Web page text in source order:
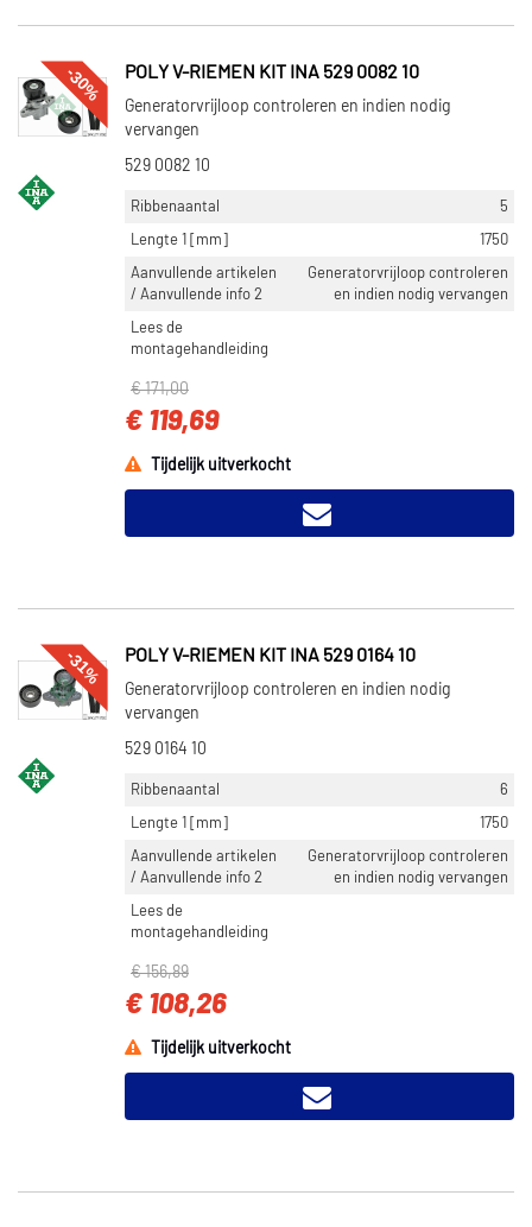
-30% POLY V-RIEMEN KIT INA 529 0082 10
Generatorvrijloop controleren en indien nodig
vervangen
529 0082 10
Ribbenaantal
5
Lengte 1 [mm]
1750
Aanvullende artikelen
/ Aanvullende info 2
Generatorvrijloop controleren
en indien nodig vervangen
Lees de
montagehandleiding
€ 171,00
€ 119,69
Tijdelijk uitverkocht
-31% POLY V-RIEMEN KIT INA 529 0164 10
Generatorvrijloop controleren en indien nodig
vervangen
529 0164 10
Ribbenaantal
6
Lengte 1 [mm]
1750
Aanvullende artikelen
/ Aanvullende info 2
Generatorvrijloop controleren
en indien nodig vervangen
Lees de
montagehandleiding
€ 156,89
€ 108,26
Tijdelijk uitverkocht